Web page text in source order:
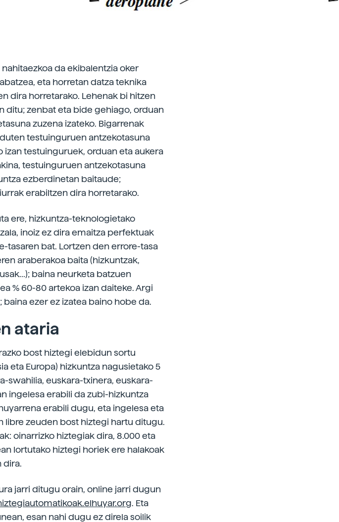
da ekibalentzia oker
eta horretan datza teknika
dira horretarako. Lehenak bi hitzen
ditu; zenbat eta bide gehiago, orduan
zuzena izateko. Bigarrenak
testuinguruen antzekotasuna
testuinguruek, orduan eta aukera
testuinguruen antzekotasuna
ezberdinetan baitaude;
erabiltzen dira horretarako.
ere, hizkuntza-teknologietako
inoiz ez dira emaitza perfektuak
tasaren bat. Lortzen den errore-tasa
araberakoa baita (hizkuntzak,
baina neurketa batzuen
% 60-80 artekoa izan daiteke. Argi
ezer ez izatea baino hobe da.
ataria
bost hiztegi elebidun sortu
eta Europa) hizkuntza nagusietako 5
swahilia, euskara-txinera, euskara-
ingelesa erabili da zubi-hizkuntza
erabili dugu, eta ingelesa eta
libre zeuden bost hiztegi hartu ditugu.
oinarrizko hiztegiak dira, 8.000 eta
lortutako hiztegi horiek ere halakoak
dira.
jarri ditugu orain, online jarri dugun
. Eta
esan nahi dugu ez direla soilik